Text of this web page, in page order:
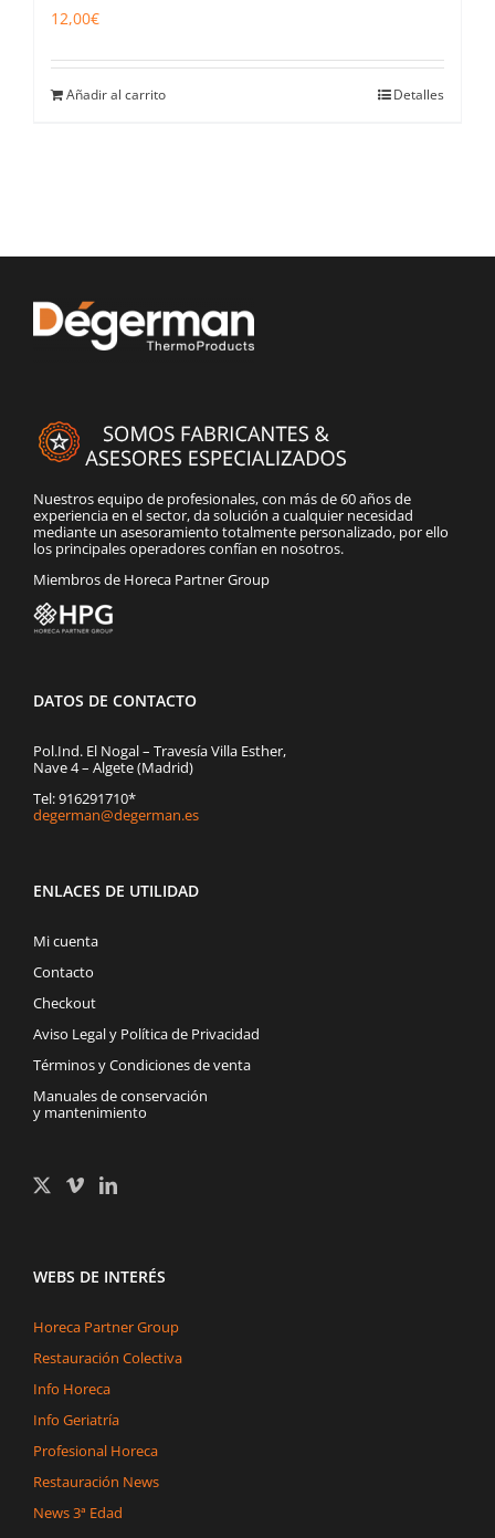
12,00€
Añadir al carrito Detalles
Nuestros equipo de profesionales, con más de 60 años de
experiencia en el sector, da solución a cualquier necesidad
mediante un asesoramiento totalmente personalizado, por ello
los principales operadores confían en nosotros.
Miembros de Horeca Partner Group
DATOS DE CONTACTO
Pol.Ind. El Nogal – Travesía Villa Esther,
Nave 4 – Algete (Madrid)
Tel: 916291710*
degerman@degerman.es
ENLACES DE UTILIDAD
Mi cuenta
Contacto
Checkout
Aviso Legal y Política de Privacidad
Términos y Condiciones de venta
Manuales de conservación
y mantenimiento
WEBS DE INTERÉS
Horeca Partner Group
Restauración Colectiva
Info Horeca
Info Geriatría
Profesional Horeca
Restauración News
News 3ª Edad